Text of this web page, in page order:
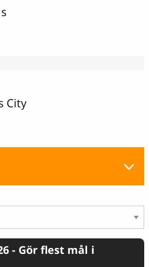
City
- Gör flest mål i